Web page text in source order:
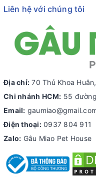
Liên hệ với chúng tôi
Địa chỉ: 70 Thủ Khoa
Chi nhánh HCM: 55
Email:
Điện thoại: 0937 804 911
Zalo: Gâu Miao Pet House